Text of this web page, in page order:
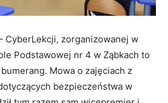
CyberLekcji, zorganizowanej w
Podstawowej nr 4 w Ząbkach to
Mowa o zajęciach z
bezpieczeństwa w